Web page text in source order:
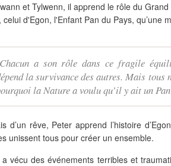
et Tylwenn, il apprend le rôle du
celui d'Egon, l'Enfant Pan du Pays, qu’une
a son rôle dans ce fragile
la survivance des autres. Mais tous
la Nature a voulu qu’il y ait un
d’un rêve, Peter apprend l’histoire
unissent tous pour créer un ensemble.
a vécu des événements terribles et